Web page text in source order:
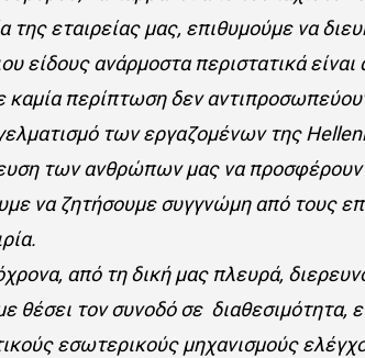
της εταιρείας μας, επιθυμούμε να
είδους ανάρμοστα περιστατικά
καμία περίπτωση δεν
των εργαζομένων της
των ανθρώπων μας να προσφέρουν
να ζητήσουμε συγγνώμη από τους
από τη δική μας πλευρά,
θέσει τον συνοδό σε διαθεσιμότητα,
εσωτερικούς μηχανισμούς